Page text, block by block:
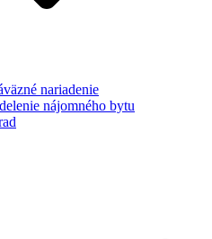
nariadenie
nájomného bytu